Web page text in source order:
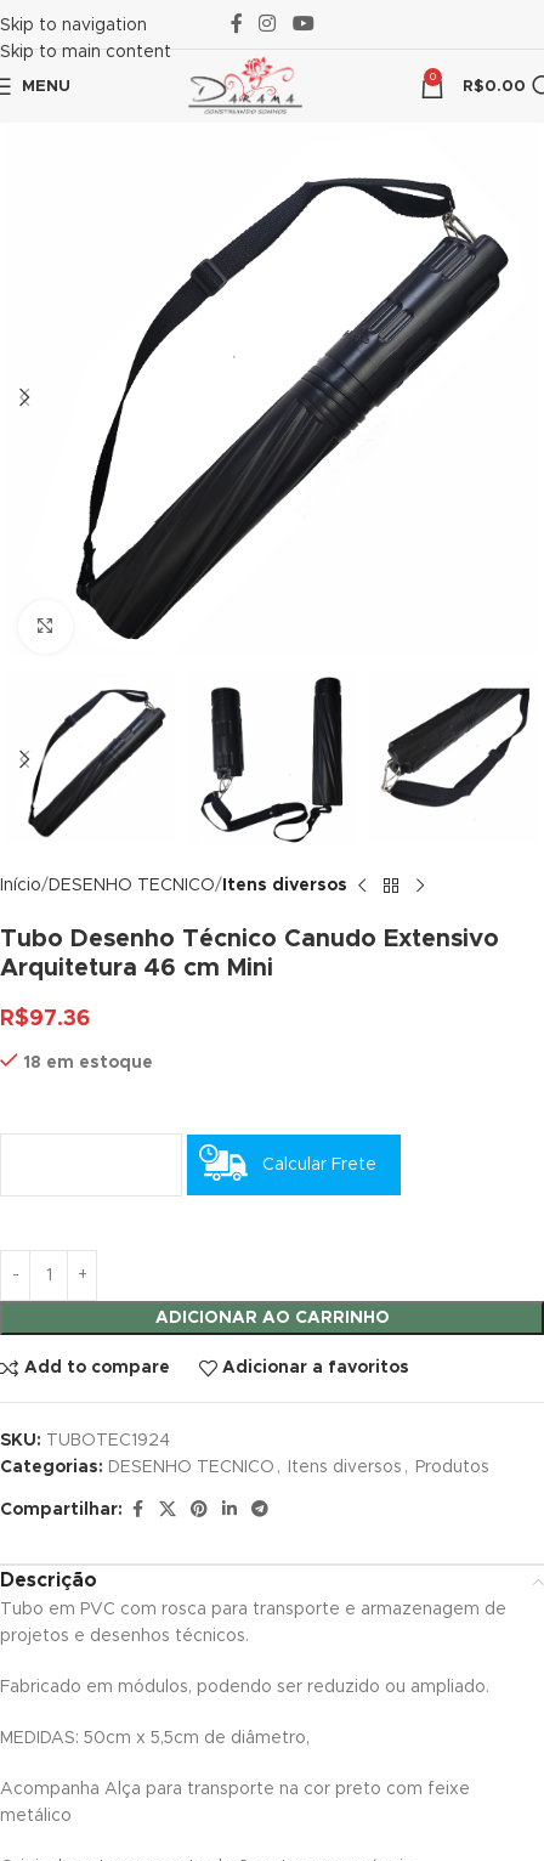
panel
panel
panel
panel
panel
panel
panel
panel
panel
panel
panel
panel
satın al
panel
panel
panel
panel
panel
panel
panel
Skip to navigation
Skip to main content
MENU
0
R$0.00
Click to enlarge
Início DESENHO TECNICO Itens diversos
Tubo Desenho Técnico Canudo Extensivo
Arquitetura 46 cm Mini
R$97.36
18 em estoque
Calcular Frete
ADICIONAR AO CARRINHO
Add to compare Adicionar a favoritos
SKU: TUBOTEC1924
Categorias: DESENHO TECNICO , Itens diversos , Produtos
Compartilhar:
Descrição
Tubo em PVC com rosca para transporte e armazenagem de
projetos e desenhos técnicos.
Fabricado em módulos, podendo ser reduzido ou ampliado.
MEDIDAS: 50cm x 5,5cm de diâmetro,
Acompanha Alça para transporte na cor preto com feixe
metálico